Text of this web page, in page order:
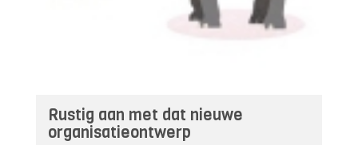
Rustig aan met dat nieuwe
organisatieontwerp